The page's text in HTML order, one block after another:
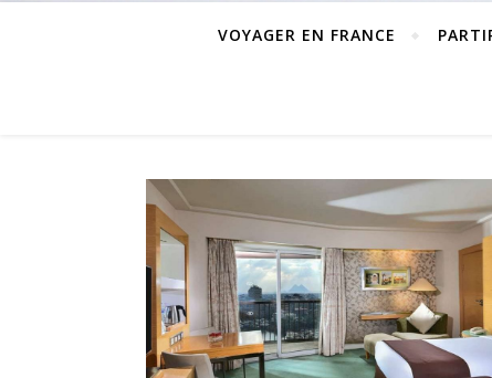
VOYAGER EN FRANCE